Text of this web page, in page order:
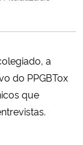
a
do PPGBTox
que